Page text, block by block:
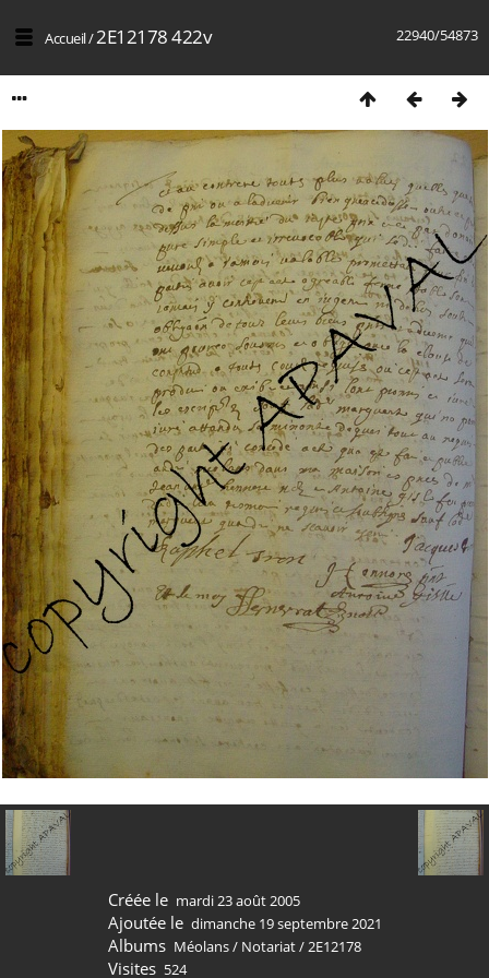
22940/54873
Accueil/2E12178 422v
Créée le mardi 23 août 2005
Ajoutée le dimanche 19 septembre 2021
Albums Méolans/ Notariat/2E12178
Visites 524